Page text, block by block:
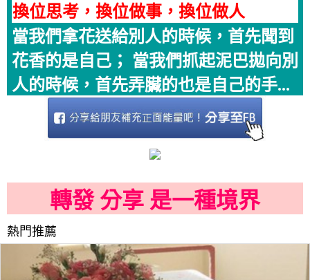
換位思考，換位做事，換位做人
當我們拿花送給別人的時候，首先聞到
花香的是自己； 當我們抓起泥巴拋向別
人的時候，首先弄臟的也是自己的手...
轉發 分享 是一種境界
熱門推薦